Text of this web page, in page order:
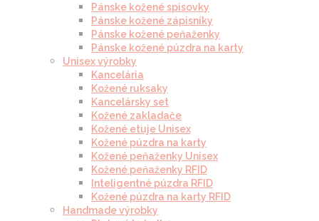
Pánske kožené spisovky
Pánske kožené zápisníky
Pánske kožené peňaženky
Pánske kožené púzdra na karty
Unisex výrobky
Kancelária
Kožené ruksaky
Kancelársky set
Kožené zakladače
Kožené etuje Unisex
Kožené púzdra na karty
Kožené peňaženky Unisex
Kožené peňaženky RFID
Inteligentné púzdra RFID
Kožené púzdra na karty RFID
Handmade výrobky